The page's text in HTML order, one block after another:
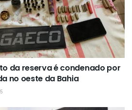
da reserva é condenado por
no oeste da Bahia